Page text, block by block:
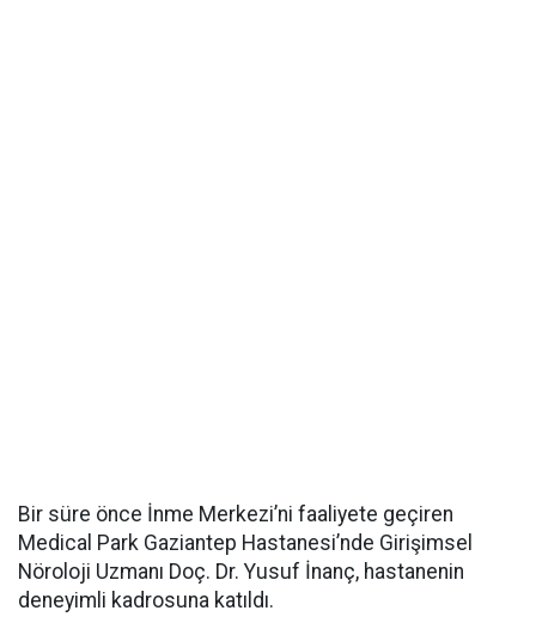
Bir süre önce İnme Merkezi’ni faaliyete geçiren
Medical Park Gaziantep Hastanesi’nde Girişimsel
Nöroloji Uzmanı Doç. Dr. Yusuf İnanç, hastanenin
deneyimli kadrosuna katıldı.